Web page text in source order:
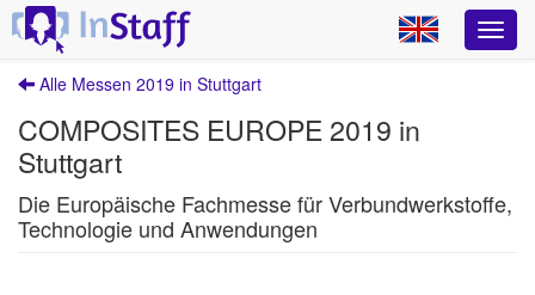
Alle Messen 2019 in Stuttgart
COMPOSITES EUROPE 2019 in
Stuttgart
Die Europäische Fachmesse für Verbundwerkstoffe,
Technologie und Anwendungen